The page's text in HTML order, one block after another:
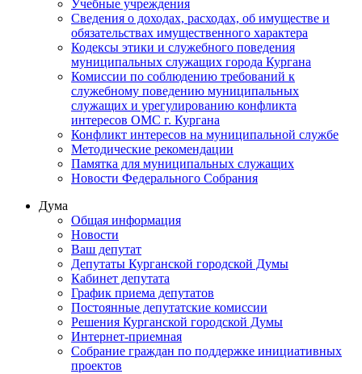
Учебные учреждения
Сведения о доходах, расходах, об имуществе и
обязательствах имущественного характера
Кодексы этики и служебного поведения
муниципальных служащих города Кургана
Комиссии по соблюдению требований к
служебному поведению муниципальных
служащих и урегулированию конфликта
интересов ОМС г. Кургана
Конфликт интересов на муниципальной службе
Методические рекомендации
Памятка для муниципальных служащих
Новости Федерального Cобрания
Дума
Общая информация
Новости
Ваш депутат
Депутаты Курганской городской Думы
Кабинет депутата
График приема депутатов
Постоянные депутатские комиссии
Решения Курганской городской Думы
Интернет-приемная
Собрание граждан по поддержке инициативных
проектов